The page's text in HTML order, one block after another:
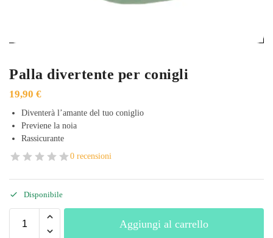
Palla divertente per conigli
19,90 €
Diventerà l’amante del tuo coniglio
Previene la noia
Rassicurante
0 recensioni
Disponibile
Aggiungi al carrello